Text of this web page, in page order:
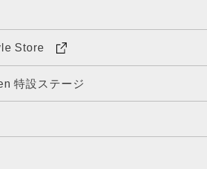
Store
特設ステージ